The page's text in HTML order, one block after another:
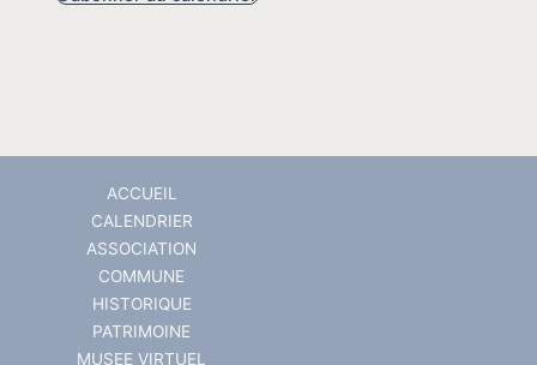
ACCUEIL
CALENDRIER
ASSOCIATION
COMMUNE
HISTORIQUE
PATRIMOINE
MUSEE VIRTUEL